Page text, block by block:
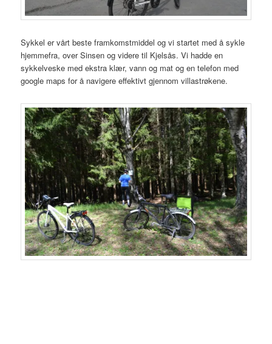
Sykkel er vårt beste framkomstmiddel og vi startet med å sykle
hjemmefra, over Sinsen og videre til Kjelsås. Vi hadde en
sykkelveske med ekstra klær, vann og mat og en telefon med
google maps for å navigere effektivt gjennom villastrøkene.